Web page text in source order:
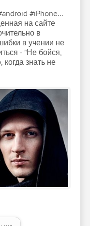
#iPhone...
на сайте
в
в учении не
- "Не бойся,
знать не